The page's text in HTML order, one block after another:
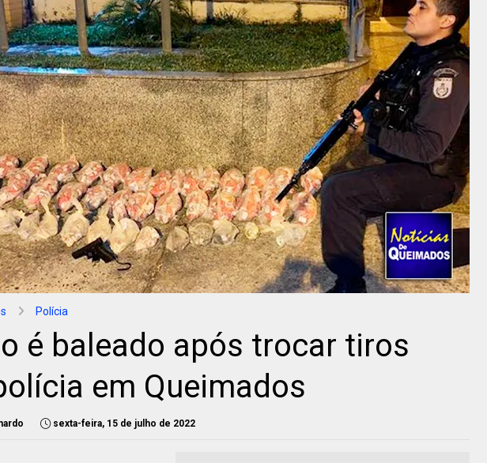
Polícia
é baleado após trocar tiros
em Queimados
sexta-feira, 15 de julho de 2022